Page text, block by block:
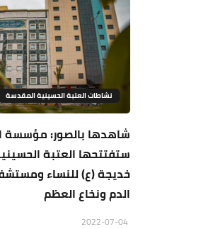
نشاطات العتبة الحسينية المقدسة
شاهدها بالصور: مؤسسة
ستفتتحها العتبة
خديجة (ع) للنساء
الدم ونخاع العظم